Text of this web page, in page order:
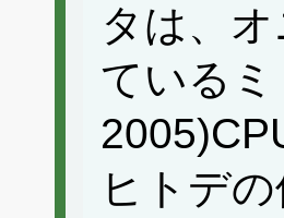
タは、
ている
ヒトデ